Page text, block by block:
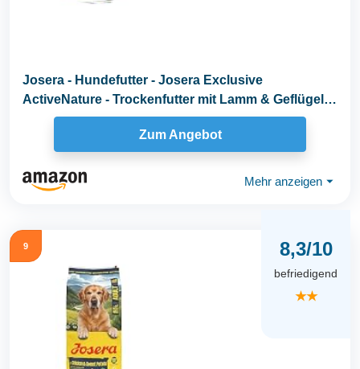
Josera - Hundefutter - Josera Exclusive
ActiveNature - Trockenfutter mit Lamm & Geflügel
Zum Angebot
Mehr anzeigen ⏷
9 8,3/10
befriedigend
★★